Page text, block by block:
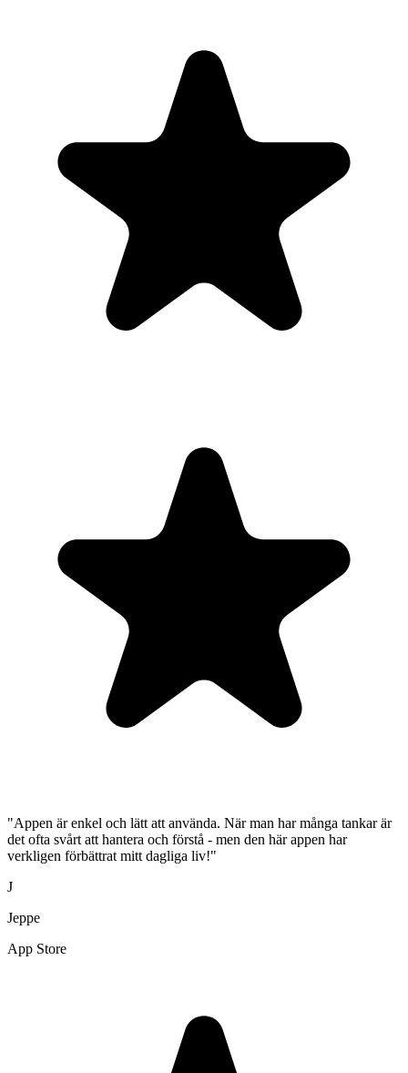
"Appen är enkel och lätt att använda. När man har många tankar är
det ofta svårt att hantera och förstå - men den här appen har
verkligen förbättrat mitt dagliga liv!"
J
Jeppe
App Store